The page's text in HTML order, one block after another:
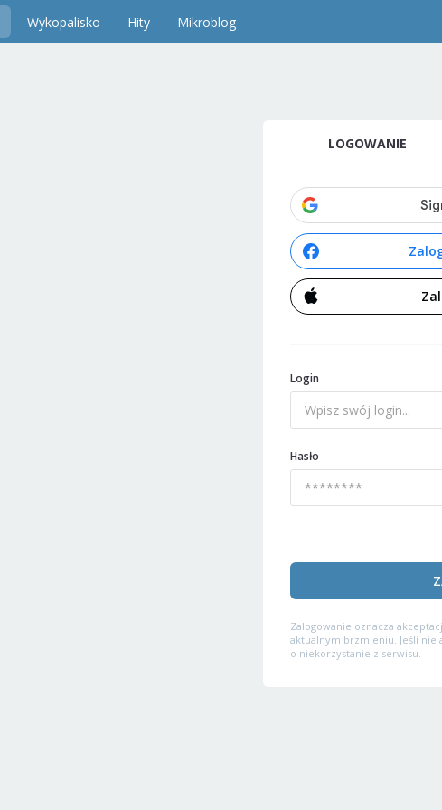
Wykopalisko Hity Mikroblog
LOGOWANIE
Login
Hasło
Zalogowanie oznacza
aktualnym brzmieniu. Jeśli nie
o niekorzystanie z serwisu.